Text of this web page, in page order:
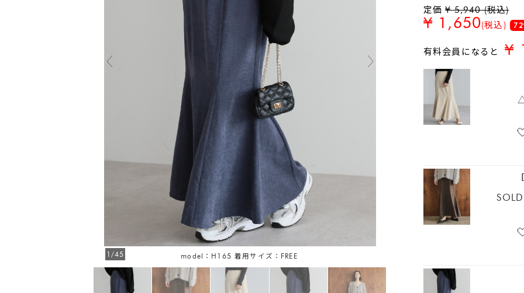
model：H165 着用サイズ：FREE
1/45
定価¥ 5,940 (税込)
¥ 1,650(税込)
有料会員になると¥